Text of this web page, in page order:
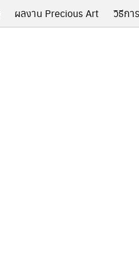
ผลงาน Precious Art วิธีกา